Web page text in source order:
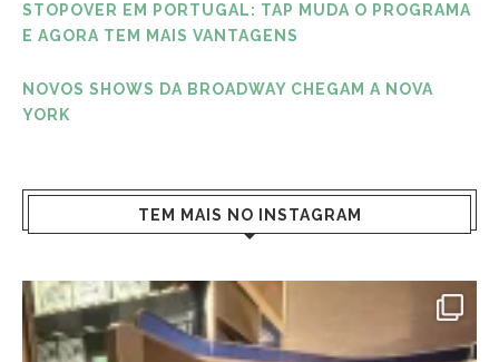
STOPOVER EM PORTUGAL: TAP MUDA O PROGRAMA
E AGORA TEM MAIS VANTAGENS
NOVOS SHOWS DA BROADWAY CHEGAM A NOVA
YORK
TEM MAIS NO INSTAGRAM